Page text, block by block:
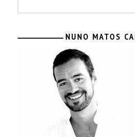
NUNO MATOS